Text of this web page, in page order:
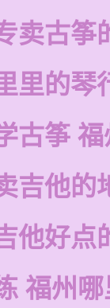
卖古筝
里的琴
古筝
吉他的
他好点
福州